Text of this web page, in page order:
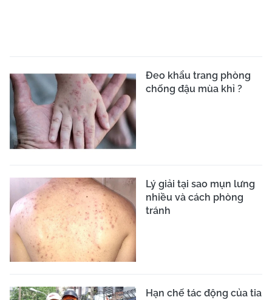
Đeo khẩu trang phòng
chống đậu mùa khỉ ?
Lý giải tại sao mụn lưng
nhiều và cách phòng
tránh
Hạn chế tác động của tia